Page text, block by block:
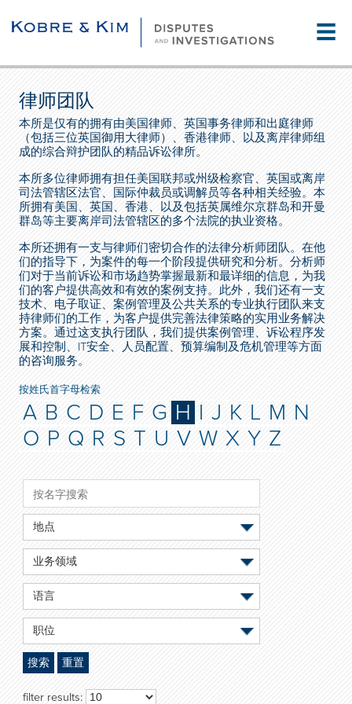
☰
律师团队
本所是仅有的拥有由美国律师、英国事务律师和出庭律师
（包括三位英国御用大律师）、香港律师、以及离岸律师组
成的综合辩护团队的精品诉讼律所。
本所多位律师拥有担任美国联邦或州级检察官、英国或离岸
司法管辖区法官、国际仲裁员或调解员等各种相关经验。本
所拥有美国、英国、香港、以及包括英属维尔京群岛和开曼
群岛等主要离岸司法管辖区的多个法院的执业资格。
本所还拥有一支与律师们密切合作的法律分析师团队。在他
们的指导下，为案件的每一个阶段提供研究和分析。分析师
们对于当前诉讼和市场趋势掌握最新和最详细的信息，为我
们的客户提供高效和有效的案例支持。此外，我们还有一支
技术、电子取证、案例管理及公共关系的专业执行团队来支
持律师们的工作，为客户提供完善法律策略的实用业务解决
方案。通过这支执行团队，我们提供案例管理、诉讼程序发
展和控制、IT安全、人员配置、预算编制及危机管理等方面
的咨询服务。
按姓氏首字母检索
A B C D E F G H I J K L M N
O P Q R S T U V W X Y Z
地点
业务领域
语言
职位
搜索 重置
filter results: